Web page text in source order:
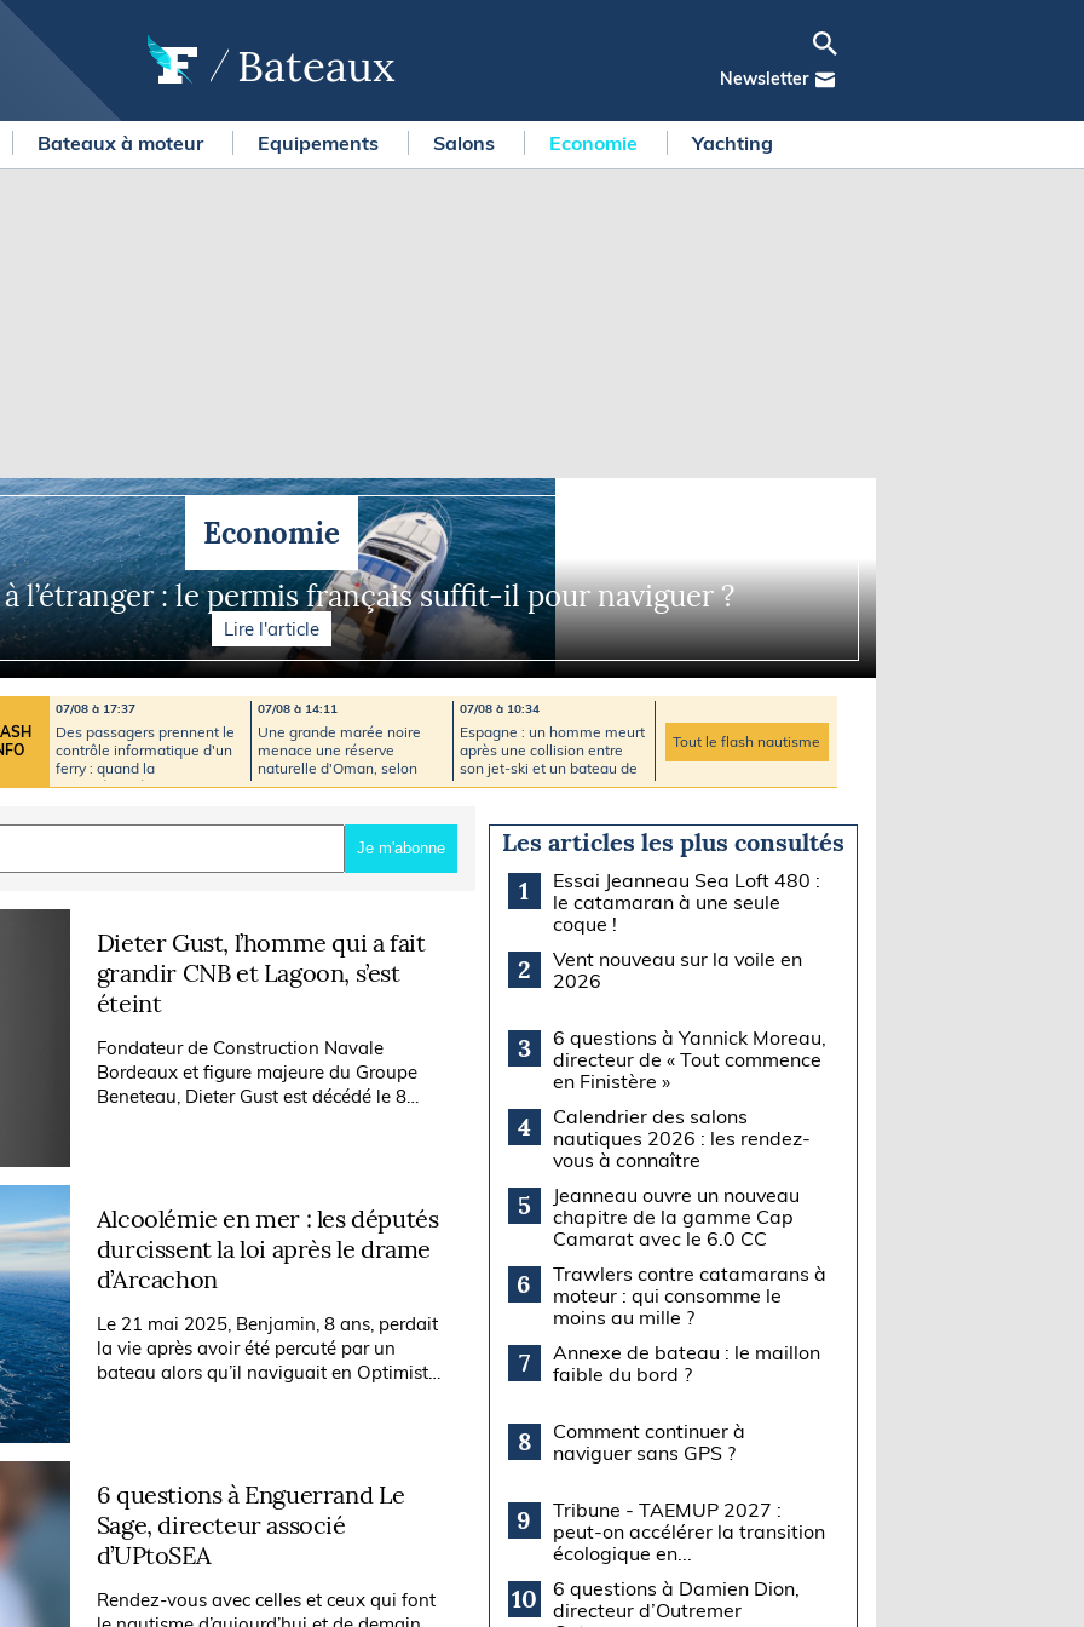
Bateaux Newsletter
Café l'Or
Cup
en mer
La newsletter
METEO CONSULT Marine
FLASH INFO
Bateaux à moteur Equipements Salons Economie Yachting
Economie
l’étranger : le permis français suffit-il pour naviguer ?
Lire l'article
07/08 à 17:37
Des passagers prennent le
contrôle informatique d'un
ferry : quand la
cybersécurité devient un
07/08 à 14:11
Une grande marée noire
menace une réserve
naturelle d'Oman, selon
des ONG
07/08 à 10:34
Espagne : un homme meurt
après une collision entre
son jet-ski et un bateau de
plaisance
Tout le flash nautisme
Les articles les plus consultés
1
Essai Jeanneau Sea Loft 480 :
le catamaran à une seule
coque !
2
Vent nouveau sur la voile en
2026
3
6 questions à Yannick Moreau,
directeur de « Tout commence
en Finistère »
4
Calendrier des salons
nautiques 2026 : les rendez-
vous à connaître
5
Jeanneau ouvre un nouveau
chapitre de la gamme Cap
Camarat avec le 6.0 CC
6
Trawlers contre catamarans à
moteur : qui consomme le
moins au mille ?
7
Annexe de bateau : le maillon
faible du bord ?
8
Comment continuer à
naviguer sans GPS ?
9
Tribune - TAEMUP 2027 :
peut-on accélérer la transition
écologique en...
10
6 questions à Damien Dion,
directeur d’Outremer
Je m'abonne
Dieter Gust, l’homme qui a fait
grandir CNB et Lagoon, s’est
éteint
Fondateur de Construction Navale
Bordeaux et figure majeure du Groupe
Beneteau, Dieter Gust est décédé le 8
Alcoolémie en mer : les députés
durcissent la loi après le drame
d’Arcachon
Le 21 mai 2025, Benjamin, 8 ans, perdait
la vie après avoir été percuté par un
bateau alors qu’il naviguait en Optimist
6 questions à Enguerrand Le
Sage, directeur associé
d’UPtoSEA
Rendez-vous avec celles et ceux qui font